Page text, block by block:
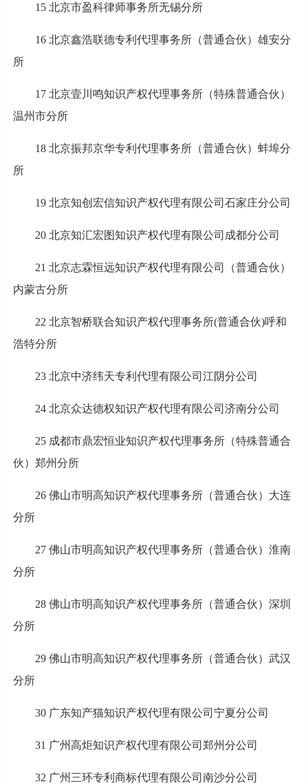
15 北京市盈科律师事务所无锡分所
16 北京鑫浩联德专利代理事务所（普通合伙）雄安分
所
17 北京壹川鸣知识产权代理事务所（特殊普通合伙）
温州市分所
18 北京振邦京华专利代理事务所（普通合伙）蚌埠分
所
19 北京知创宏信知识产权代理有限公司石家庄分公司
20 北京知汇宏图知识产权代理有限公司成都分公司
21 北京志霖恒远知识产权代理有限公司（普通合伙）
内蒙古分所
22 北京智桥联合知识产权代理事务所(普通合伙)呼和
浩特分所
23 北京中济纬天专利代理有限公司江阴分公司
24 北京众达德权知识产权代理有限公司济南分公司
25 成都市鼎宏恒业知识产权代理事务所（特殊普通合
伙）郑州分所
26 佛山市明高知识产权代理事务所（普通合伙）大连
分所
27 佛山市明高知识产权代理事务所（普通合伙）淮南
分所
28 佛山市明高知识产权代理事务所（普通合伙）深圳
分所
29 佛山市明高知识产权代理事务所（普通合伙）武汉
分所
30 广东知产猫知识产权代理有限公司宁夏分公司
31 广州高炬知识产权代理有限公司郑州分公司
32 广州三环专利商标代理有限公司南沙分公司